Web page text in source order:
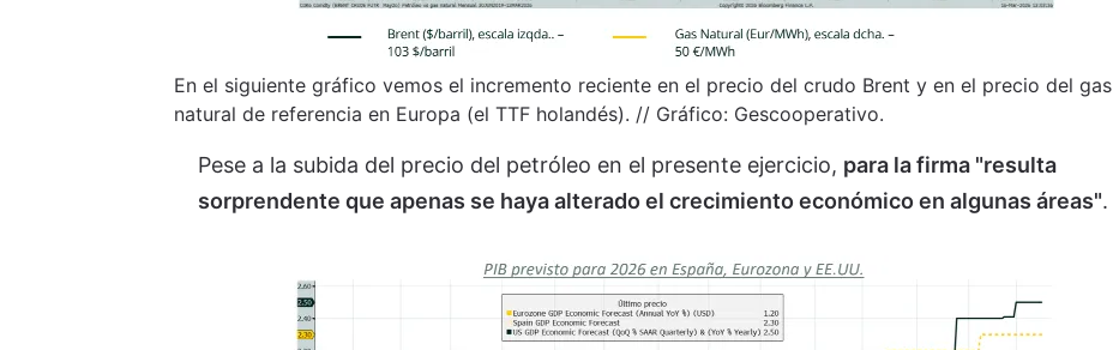
En el siguiente gráfico vemos el incremento reciente en el precio del crudo Brent y en el precio del gas
natural de referencia en Europa (el TTF holandés). // Gráfico: Gescooperativo.
Pese a la subida del precio del petróleo en el presente ejercicio, para la firma "resulta
sorprendente que apenas se haya alterado el crecimiento económico en algunas áreas".